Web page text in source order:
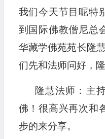
我们今天节目呢特
到国际佛教僧尼总
华藏学佛苑苑长隆
们先和法师问好，
隆慧法师：主
佛！很高兴再次和
步的来分享。